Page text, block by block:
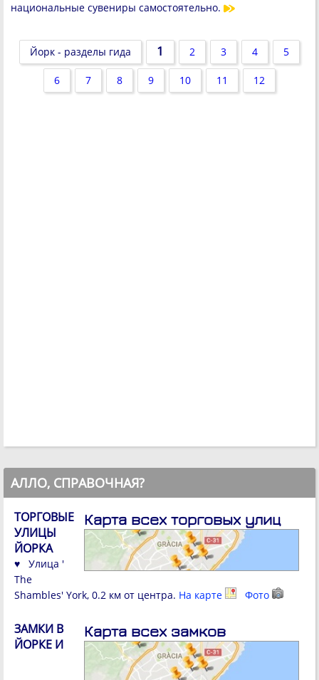
национальные сувениры самостоятельно.
Йорк - разделы гида 1 2 3 4 5
6 7 8 9 10 11 12
АЛЛО, СПРАВОЧНАЯ?
Карта всех торговых улиц
ТОРГОВЫЕ
УЛИЦЫ
ЙОРКА
♥ Улица '
The
Shambles' York, 0.2 км от центра. На карте Фото
Карта всех замков
ЗАМКИ В
ЙОРКЕ И